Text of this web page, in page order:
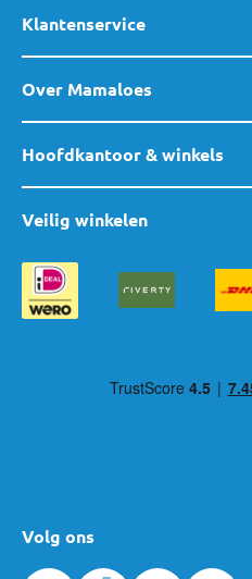
Klantenservice
Over Mamaloes
Hoofdkantoor & winkels
Volg ons
Veilig winkelen